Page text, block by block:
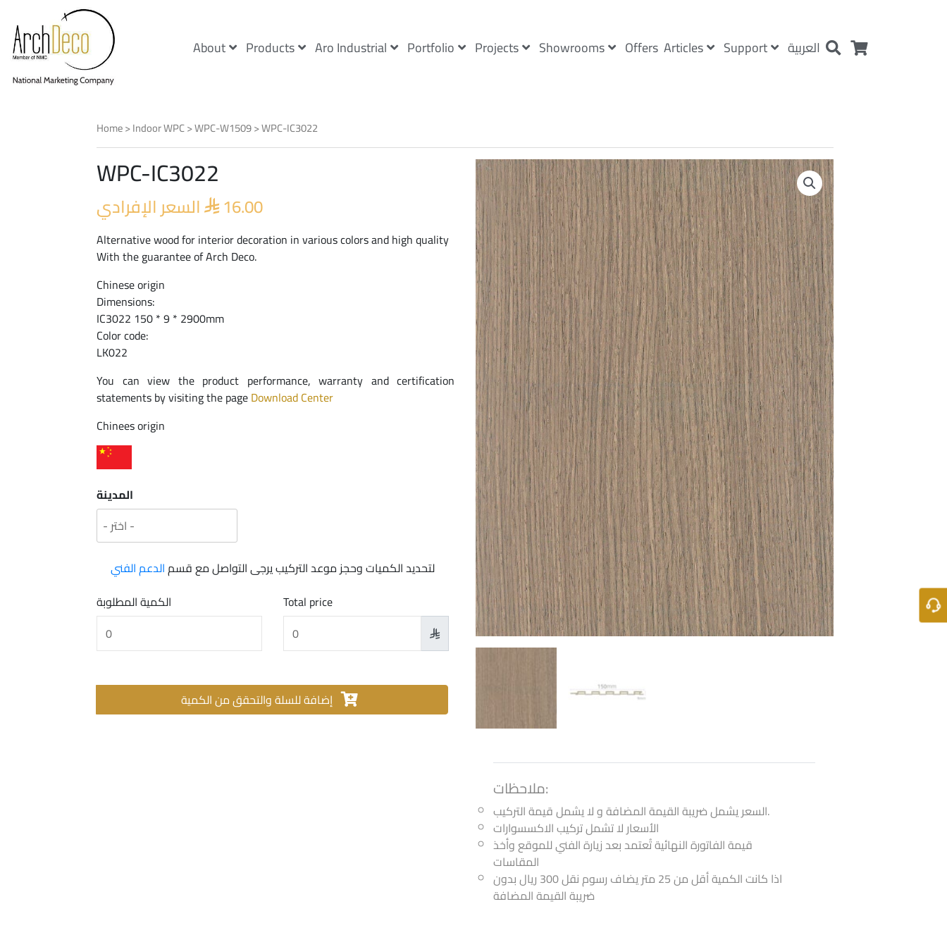
About Products Aro Industrial Portfolio Projects Showrooms Offers Articles Support العربية
Home>Indoor WPC>WPC-W1509> WPC-IC3022
WPC-IC3022
السعر الإفرادي16.00
Alternative wood for interior decoration in various colors and high quality
With the guarantee of Arch Deco.
Chinese origin
Dimensions:
IC3022 150 * 9 * 2900mm
Color code:
LK022
You can view the product performance, warranty and certification
statements by visiting the pageDownload Center
Chinees origin
المدينة
لتحديد الكميات وحجز موعد التركيب يرجى التواصل مع قسمالدعم الفني
الكمية المطلوبة
Total price

إضافة للسلة والتحقق من الكمية
ملاحظات:
السعر يشمل ضريبة القيمة المضافة و لا يشمل قيمة التركيب.
الأسعار لا تشمل تركيب الاكسسوارات
قيمة الفاتورة النهائية تُعتمد بعد زيارة الفني للموقع وأخذ
المقاسات
اذا كانت الكمية أقل من 25 متر يضاف رسوم نقل 300 ريال بدون
ضريبة القيمة المضافة